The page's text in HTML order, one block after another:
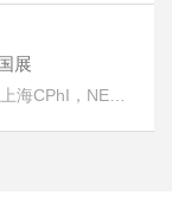
展
CPhI，NEX
号：E6G75。